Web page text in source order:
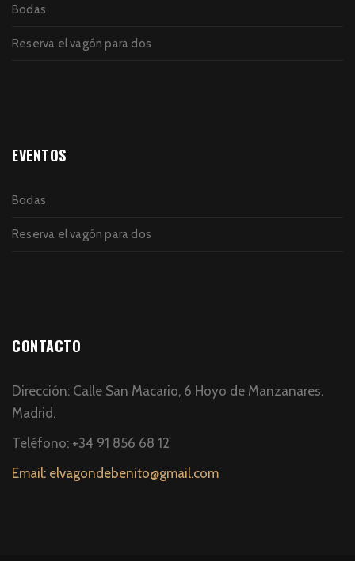
Bodas
Reserva el vagón para dos
EVENTOS
Bodas
Reserva el vagón para dos
CONTACTO
Dirección: Calle San Macario, 6 Hoyo de Manzanares.
Madrid.
Teléfono: +34 91 856 68 12
Email: elvagondebenito@gmail.com